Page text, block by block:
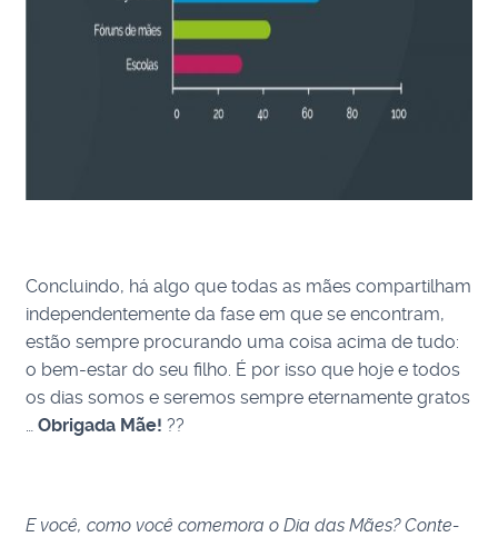
Concluindo, há algo que todas as mães compartilham
independentemente da fase em que se encontram,
estão sempre procurando uma coisa acima de tudo:
o bem-estar do seu filho. É por isso que hoje e todos
os dias somos e seremos sempre eternamente gratos
…Obrigada Mãe! ??
E você, como você comemora o Dia das Mães? Conte-